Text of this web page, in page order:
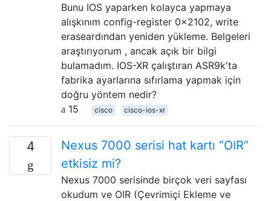
Bunu IOS yaparken kolayca yapmaya
alışkınım config-register 0x2102, write
eraseardından yeniden yükleme. Belgeleri
araştırıyorum , ancak açık bir bilgi
bulamadım. IOS-XR çalıştıran ASR9k'ta
fabrika ayarlarına sıfırlama yapmak için
doğru yöntem nedir?
15
cisco cisco-ios-xr
4
Nexus 7000 serisi hat kartı “OIR”
etkisiz mi?
Nexus 7000 serisinde birçok veri sayfası
okudum ve OIR (Çevrimiçi Ekleme ve